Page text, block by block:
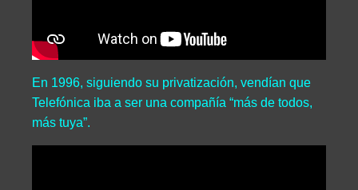
En 1996, siguiendo su privatización, vendían que
Telefónica iba a ser una compañía “más de todos,
más tuya”.